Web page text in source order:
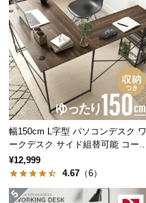
設
置
サ
ー
ビ
ス
に
つ
い
て
入
幅150cm L字型 パソコンデスク ワ
ークデスク サイド組替可能 コーナ
ー 木目調
¥12,999
4.67 （6）